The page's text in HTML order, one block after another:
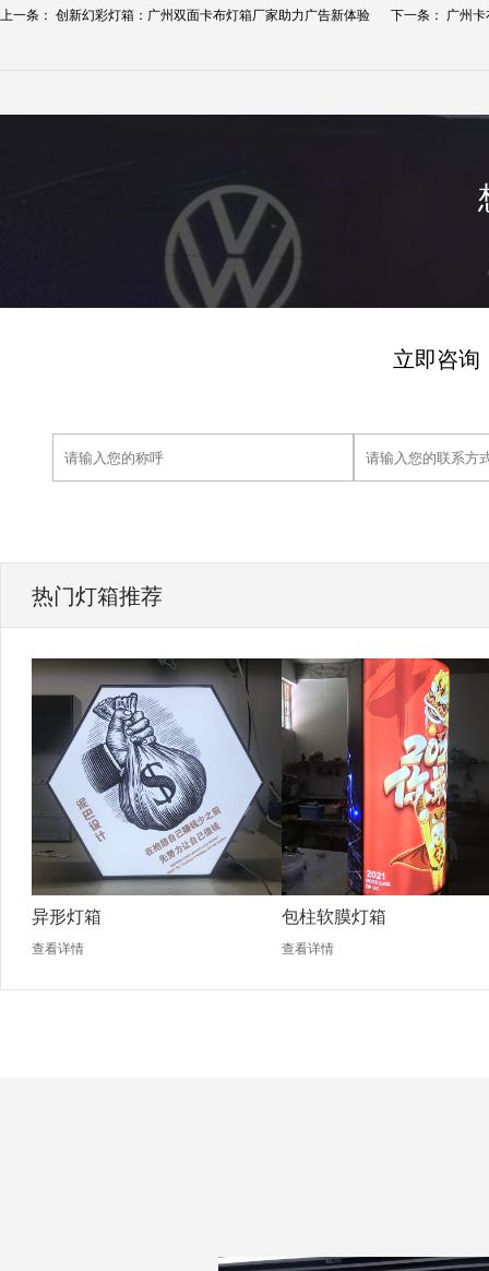
上一条： 创新幻彩灯箱：广州双面卡布灯箱厂家助力广告新体验 下一条： 广州
立即咨询
热门灯箱推荐
异形灯箱
查看详情
包柱软膜灯箱
查看详情